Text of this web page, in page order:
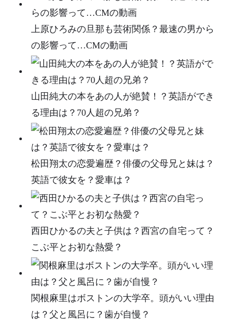
上原ひろみの旦那も芸術関係？最速の男から
の影響って…CMの動画
山田純大の本をあの人が絶賛！？英語ができ
る理由は？70人超の兄弟？
松田翔太の恋愛遍歴？俳優の父母兄と妹は？
英語で彼女を？愛車は？
西田ひかるの夫と子供は？西宮の自宅って？
こぶ平とお初な熱愛？
関根麻里はボストンの大学卒。頭がいい理由
は？父と風呂に？歯が自慢？